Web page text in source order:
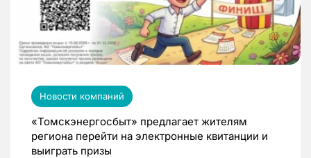
Новости компаний
«Томскэнергосбыт» предлагает жителям
региона перейти на электронные квитанции и
выиграть призы